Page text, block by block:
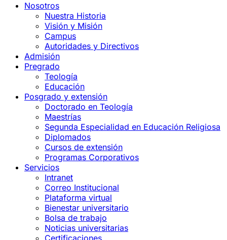
Nosotros
Nuestra Historia
Visión y Misión
Campus
Autoridades y Directivos
Admisión
Pregrado
Teología
Educación
Posgrado y extensión
Doctorado en Teología
Maestrías
Segunda Especialidad en Educación Religiosa
Diplomados
Cursos de extensión
Programas Corporativos
Servicios
Intranet
Correo Institucional
Plataforma virtual
Bienestar universitario
Bolsa de trabajo
Noticias universitarias
Certificaciones